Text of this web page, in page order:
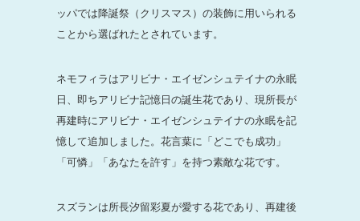
ッパでは降誕祭（クリスマス）の装飾に用いられる
ことから選ばれたとされています。
ネモフィラはアリビナ・エイゼンシュテイナの永眠
日、即ちアリビナ記憶日の誕生花であり、現所長が
再建時にアリビナ・エイゼンシュテイナの永眠を記
憶して追加しました。花言葉に「どこでも成功」
「可憐」「あなたを許す」を持つ素敵な花です。
スズランは所長汐留彩夏が愛する花であり、再建後